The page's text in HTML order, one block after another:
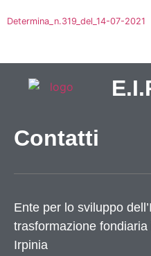
Determina_n.319_del_14-07-2021
Contatti
Ente per lo sviluppo
trasformazione
Irpinia